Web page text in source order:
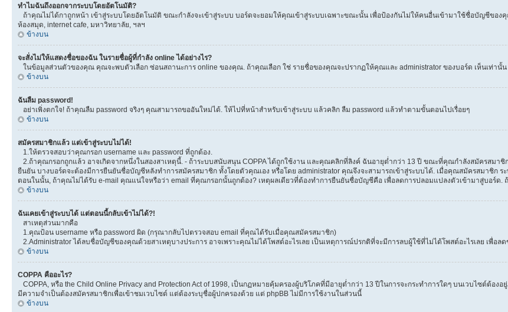
ทำไมฉันถึงออกจากระบบโดยอัตโนมัติ?
ถ้าคุณไม่ได้กาถูกหน้า เข้าสู่ระบบโดยอัตโนมัติ ขณะกำลังจะเข้าสู่ระบบ บอร์ดจะยอมให้คุณเข้าสู่ระบบเฉพาะขณะนั้น เพื่อป้องกันไม่ให้คนอื่นเข้ามาใช้ชื่อบัญชีขอ
ห้องสมุด, internet cafe, มหาวิทยาลัย, ฯลฯ
ข้างบน
จะสั่งไม่ให้แสดงชื่อของฉัน ในรายชื่อผู้ที่กำลัง online ได้อย่างไร?
ในข้อมูลส่วนตัวของคุณ คุณจะพบตัวเลือก ซ่อนสถานะการ online ของคุณ. ถ้าคุณเลือก ใช่ รายชื่อของคุณจะปรากฏให้คุณและ administrator ของบอร์ด เห็นเท่านั้
ข้างบน
ฉันลืม password!
อย่าเพิ่งตกใจ! ถ้าคุณลืม password จริงๆ คุณสามารถขออันใหม่ได้. ให้ไปที่หน้าสำหรับเข้าสู่ระบบ แล้วคลิก ลืม password แล้วทำตามขั้นตอนไปเรื่อยๆ
ข้างบน
สมัครสมาชิกแล้ว แต่เข้าสู่ระบบไม่ได้!
1.ให้ตรวจสอบว่าคุณกรอก username และ password ที่ถูกต้อง.
2.ถ้าคุณกรอกถูกแล้ว อาจเกิดจากหนึ่งในสองสาเหตุนี้. - ถ้าระบบสนับสนุน COPPA ได้ถูกใช้งาน และคุณคลิกที่ลิงค์ ฉันอายุต่ำกว่า 13 ปี ขณะที่คุณกำลังสมัครสม
ยืนยัน บางบอร์ดจะต้องมีการยืนยันชื่อบัญชีหลังทำการสมัครสมาชิก ทั้งโดยตัวคุณเอง หรือโดย administrator คุณจึงจะสามารถเข้าสู่ระบบได้. เมื่อคุณสมัครสมาชิ
ตอนในนั้น, ถ้าคุณไม่ได้รับ e-mail คุณแน่ใจหรือว่า email ที่คุณกรอกนั้นถูกต้อง? เหตุผลเดียวที่ต้องทำการยืนยันชื่อบัญชีคือ เพื่อลดการปลอมแปลงตัวเข้ามาสู่บอร์ด.
ข้างบน
ฉันเคยเข้าสู่ระบบได้ แต่ตอนนี้กลับเข้าไม่ได้?!
สาเหตุส่วนมากคือ
1.คุณป้อน username หรือ password ผิด (กรุณากลับไปตรวจสอบ email ที่คุณได้รับเมื่อคุณสมัครสมาชิก)
2.Administrator ได้ลบชื่อบัญชีของคุณด้วยสาเหตุบางประการ อาจเพราะคุณไม่ได้โพสต์อะไรเลย เป็นเหตุการณ์ปรกติที่จะมีการลบผู้ใช้ที่ไม่ได้โพสต์อะไรเลย เพื่อ
ข้างบน
COPPA คืออะไร?
COPPA, หรือ the Child Online Privacy and Protection Act of 1998, เป็นกฏหมายคุ้มครองผู้บริโภคที่มีอายุต่ำกว่า 13 ปีในการจะกระทำการใดๆ บนเวบไซต์ต้อ
มีความจำเป็นต้องสมัครสมาชิกเพื่อเข้าชมเวบไซต์ แต่ต้องระบุชื่อผู้ปกครองด้วย แต่ phpBB ไม่มีการใช้งานในส่วนนี้
ข้างบน